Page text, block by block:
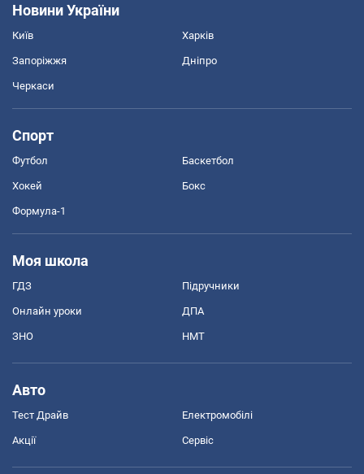
Новини України
Київ Харків
Запоріжжя Дніпро
Черкаси
Спорт
Футбол Баскетбол
Хокей Бокс
Формула-1
Моя школа
ГДЗ Підручники
Онлайн уроки ДПА
ЗНО НМТ
Авто
Тест Драйв Електромобілі
Акції Сервіс